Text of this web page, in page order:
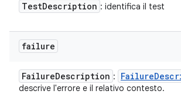
TestDescription : identifica il test
failure
FailureDescription : Failure
descrive l'errore e il relativo contesto.